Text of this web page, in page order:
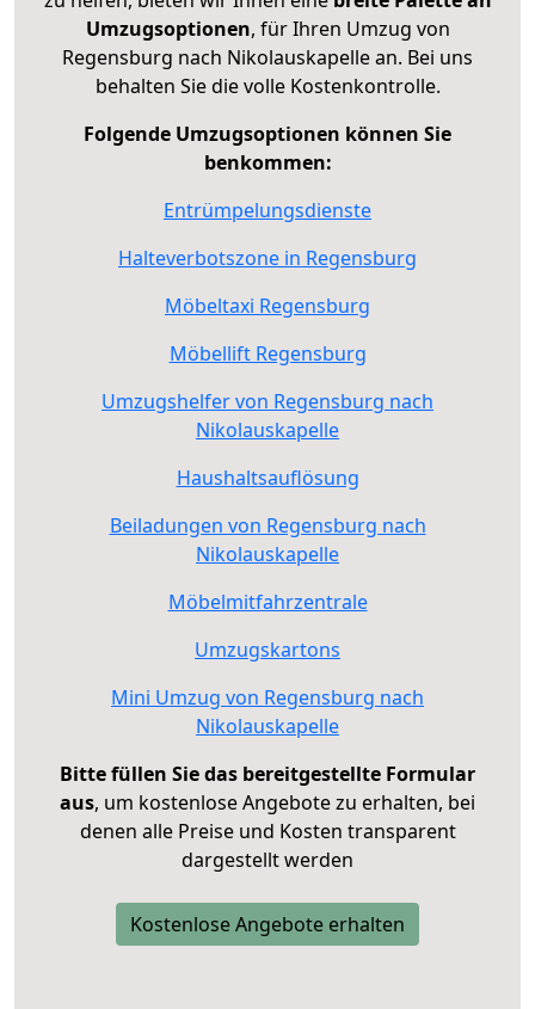
Umzugsoptionen, für Ihren Umzug von
Regensburg nach Nikolauskapelle an. Bei uns
behalten Sie die volle Kostenkontrolle.
Folgende Umzugsoptionen können Sie
benkommen:
Entrümpelungsdienste
Halteverbotszone in Regensburg
Möbeltaxi Regensburg
Möbellift Regensburg
Umzugshelfer von Regensburg nach
Nikolauskapelle
Haushaltsauflösung
Beiladungen von Regensburg nach
Nikolauskapelle
Möbelmitfahrzentrale
Umzugskartons
Mini Umzug von Regensburg nach
Nikolauskapelle
Bitte füllen Sie das bereitgestellte Formular
aus, um kostenlose Angebote zu erhalten, bei
denen alle Preise und Kosten transparent
dargestellt werden
Kostenlose Angebote erhalten